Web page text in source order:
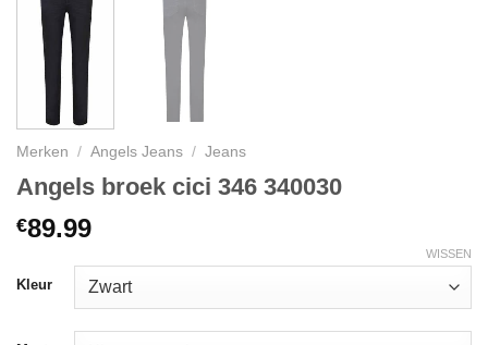
Merken / Angels Jeans / Jeans
Angels broek cici 346 340030
€89.99
Kleur
WISSEN